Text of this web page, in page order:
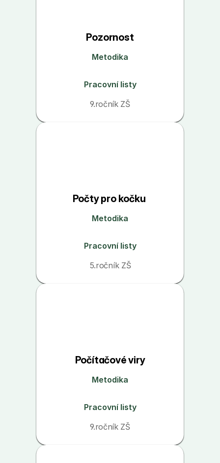
Pozornost
Metodika
Pracovní listy
9.ročník ZŠ
Počty pro kočku
Metodika
Pracovní listy
5.ročník ZŠ
Počítačové viry
Metodika
Pracovní listy
9.ročník ZŠ